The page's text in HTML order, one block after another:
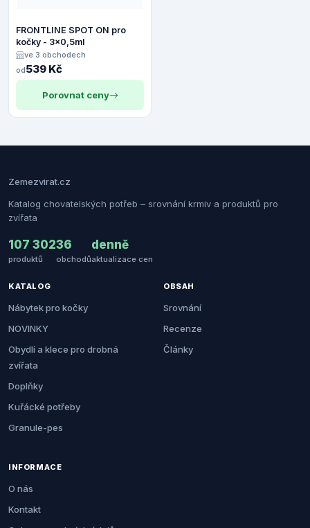
FRONTLINE SPOT ON pro
kočky - 3x0,5ml
ve 3 obchodech
od539 Kč
Porovnat ceny
Zemezvirat.cz
Katalog chovatelských potřeb – srovnání krmiv a produktů pro
zvířata
107 302
produktů
36
obchodů
denně
aktualizace cen
KATALOG
Nábytek pro kočky
NOVINKY
Obydlí a klece pro drobná
zvířata
Doplňky
Kuřácké potřeby
Granule-pes
OBSAH
Srovnání
Recenze
Články
INFORMACE
O nás
Kontakt